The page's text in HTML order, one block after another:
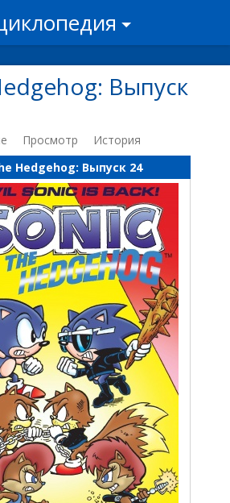
Выпуск
Просмотр
История
Hedgehog: Выпуск 24